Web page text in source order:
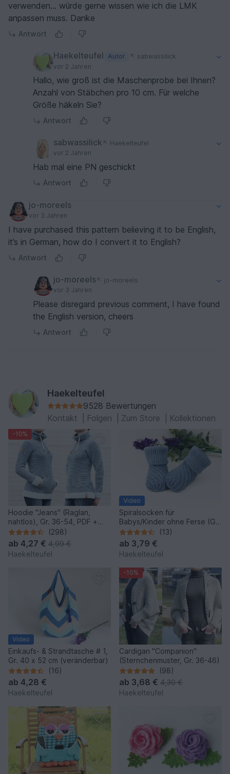
verwenden... würde gerne wissen wie ich die LMK
anpassen muss. Danke
Antwort
Haekelteufel Autor
sabwassilick
vor 2 Jahren
Hallo, wie groß ist die Maschenprobe bei Ihnen?
Anzahl von Stäbchen pro 10 cm. Für welche
Größe häkeln Sie?
Antwort
sabwassilick
Haekelteufel
vor 2 Jahren
Hab mal eine PN geschickt
Antwort
jo-moreels
vor 3 Jahren
I have purchased this pattern believing it to be English,
it’s in German, how do I convert it to English?
Antwort
jo-moreels
jo-moreels
vor 3 Jahren
Please disregard previous comment, I have found
the English version, cheers
Antwort
Haekelteufel
9528 Bewertungen
Kontakt
Folgen Zum Store Kollektionen
-10%
Hoodie "Jeans" (Raglan,
nahtlos), Gr. 36-54, PDF +
Link zum Video
(298)
ab 4,27 € 4,99 €
Haekelteufel
Video
Spiralsocken für
Babys/Kinder ohne Ferse (Gr.
50-116, veränderbar)
(13)
ab 3,79 €
Haekelteufel
Video
Einkaufs- & Strandtasche # 1,
Gr. 40 x 52 cm (veränderbar)
(16)
ab 4,28 €
Haekelteufel
-10%
Cardigan "Companion"
(Sternchenmuster, Gr. 36-46)
(98)
ab 3,68 € 4,30 €
Haekelteufel